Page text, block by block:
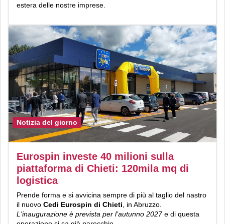
estera delle nostre imprese.
Notizia del giorno
Eurospin investe 40 milioni sulla
piattaforma di Chieti: 120mila mq di
logistica
Prende forma e si avvicina sempre di più al taglio del nastro
il nuovo Cedi Eurospin di Chieti , in Abruzzo.
L'inaugurazione è prevista per l’autunno 2027e di questa